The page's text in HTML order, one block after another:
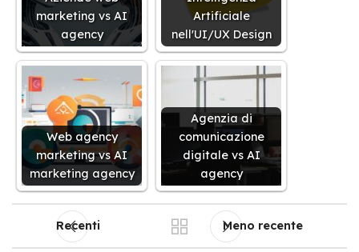
marketing vs AI
agency
Artificiale
nell'UI/UX Design
Web agency
marketing vs AI
marketing agency
Agenzia di
comunicazione
digitale vs AI
agency
Recenti Meno recente